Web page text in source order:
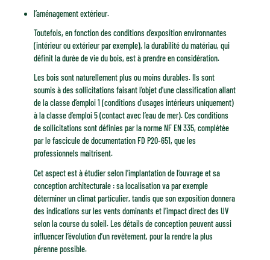
l’aménagement extérieur.
Toutefois, en fonction des conditions d’exposition environnantes
(intérieur ou extérieur par exemple), la durabilité du matériau, qui
définit la durée de vie du bois, est à prendre en considération.
Les bois sont naturellement plus ou moins durables. Ils sont
soumis à des sollicitations faisant l’objet d’une classification allant
de la classe d’emploi 1 (conditions d’usages intérieurs uniquement)
à la classe d’emploi 5 (contact avec l’eau de mer). Ces conditions
de sollicitations sont définies par la norme NF EN 335, complétée
par le fascicule de documentation FD P20-651, que les
professionnels maîtrisent.
Cet aspect est à étudier selon l’implantation de l’ouvrage et sa
conception architecturale : sa localisation va par exemple
déterminer un climat particulier, tandis que son exposition donnera
des indications sur les vents dominants et l’impact direct des UV
selon la course du soleil. Les détails de conception peuvent aussi
influencer l’évolution d’un revêtement, pour la rendre la plus
pérenne possible.